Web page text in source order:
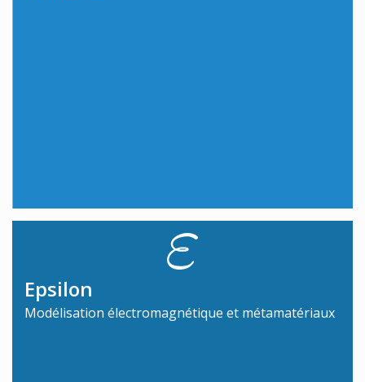
Epsilon
Modélisation électromagnétique et métamatériaux